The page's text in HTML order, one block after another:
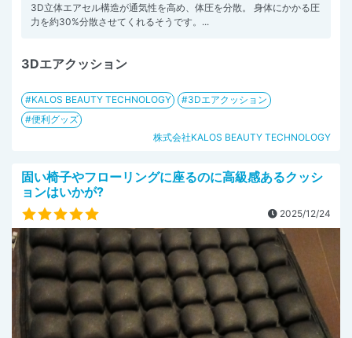
3D立体エアセル構造が通気性を高め、体圧を分散。 身体にかかる圧
力を約30%分散させてくれるそうです。...
3Dエアクッション
KALOS BEAUTY TECHNOLOGY
3Dエアクッション
便利グッズ
株式会社KALOS BEAUTY TECHNOLOGY
固い椅子やフローリングに座るのに高級感あるクッシ
ョンはいかが?
2025/12/24